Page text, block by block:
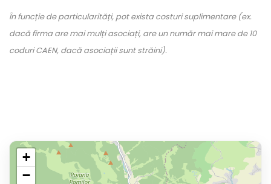
În funcție de particularități, pot exista costuri suplimentare (ex.
dacă firma are mai mulți asociați, are un număr mai mare de 10
coduri CAEN, dacă asociații sunt străini).
+
−